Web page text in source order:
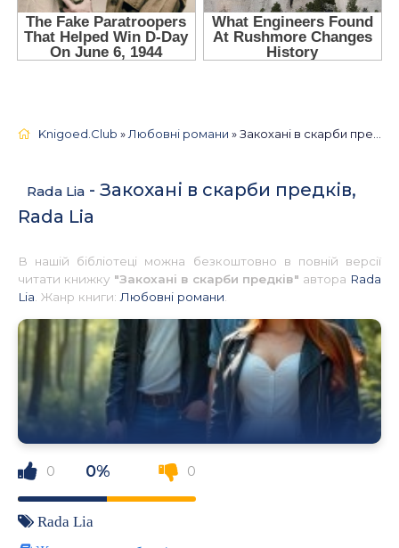
Knigoed.Club » Любовні романи » Закохані в скарби предків, Rada Lia 📚 - Українською
Rada Lia - Закохані в скарби предків,
Rada Lia
В нашій бібліотеці можна безкоштовно в повній версії
читати книжку "Закохані в скарби предків" автора Rada
Lia . Жанр книги: Любовні романи
0 0% 0
Rada Lia